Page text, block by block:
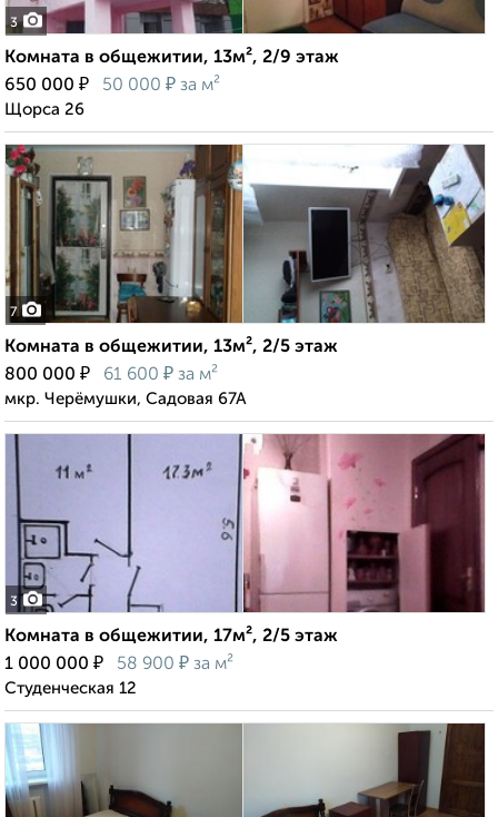
3
Комната в общежитии, 13м², 2/9 этаж
650 000 ₽ 50 000 ₽ за м²
Щорса 26
7
Комната в общежитии, 13м², 2/5 этаж
800 000 ₽ 61 600 ₽ за м²
мкр. Черёмушки, Садовая 67А
3
Комната в общежитии, 17м², 2/5 этаж
1 000 000 ₽ 58 900 ₽ за м²
Студенческая 12